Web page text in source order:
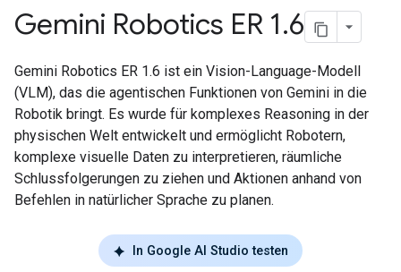
Gemini Robotics ER 1.6
Gemini Robotics ER 1.6 ist ein Vision-Language-Modell
(VLM), das die agentischen Funktionen von Gemini in die
Robotik bringt. Es wurde für komplexes Reasoning in der
physischen Welt entwickelt und ermöglicht Robotern,
komplexe visuelle Daten zu interpretieren, räumliche
Schlussfolgerungen zu ziehen und Aktionen anhand von
Befehlen in natürlicher Sprache zu planen.
In Google AI Studio testen